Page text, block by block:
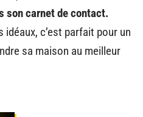
son carnet de contact.
c’est parfait pour un
sa maison au meilleur